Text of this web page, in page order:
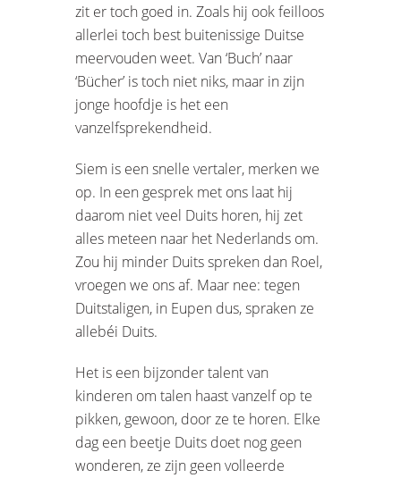
zit er toch goed in. Zoals hij ook feilloos
allerlei toch best buitenissige Duitse
meervouden weet. Van ‘Buch’ naar
‘Bücher’ is toch niet niks, maar in zijn
jonge hoofdje is het een
vanzelfsprekendheid.
Siem is een snelle vertaler, merken we
op. In een gesprek met ons laat hij
daarom niet veel Duits horen, hij zet
alles meteen naar het Nederlands om.
Zou hij minder Duits spreken dan Roel,
vroegen we ons af. Maar nee: tegen
Duitstaligen, in Eupen dus, spraken ze
allebéi Duits.
Het is een bijzonder talent van
kinderen om talen haast vanzelf op te
pikken, gewoon, door ze te horen. Elke
dag een beetje Duits doet nog geen
wonderen, ze zijn geen volleerde